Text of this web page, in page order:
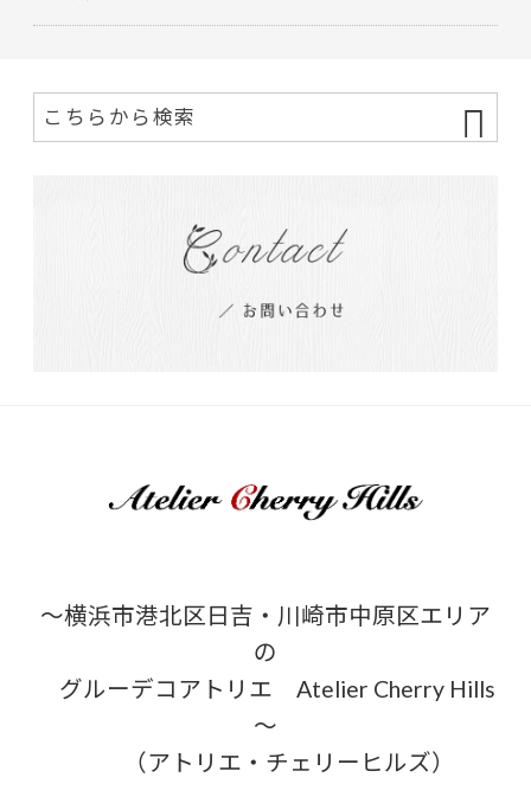
～横浜市港北区日吉・川崎市中原区エリア
の
グルーデコアトリエ Atelier Cherry Hills
～
（アトリエ・チェリーヒルズ）